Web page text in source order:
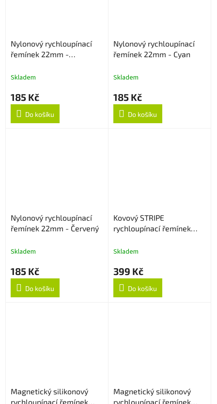
Nylonový rychloupínací
řemínek 22mm -
Skladem
185 Kč
Do košíku
Nylonový rychloupínací
řemínek 22mm - Cyan
Skladem
185 Kč
Do košíku
Nylonový rychloupínací
řemínek 22mm - Červený
Skladem
185 Kč
Do košíku
Kovový STRIPE
rychloupínací řemínek
Skladem
399 Kč
Do košíku
Magnetický silikonový
rychloupínací řemínek
Magnetický silikonový
rychloupínací řemínek